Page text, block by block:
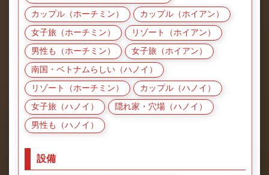
カップル（ホーチミン） カップル（ホイアン）
女子旅（ホーチミン） リゾート（ホイアン）
男性も（ホーチミン） 女子旅（ホイアン）
南国・ベトナムらしい（ハノイ）
リゾート（ホーチミン） カップル（ハノイ）
女子旅（ハノイ） 隠れ家・穴場（ハノイ）
男性も（ハノイ）
設備